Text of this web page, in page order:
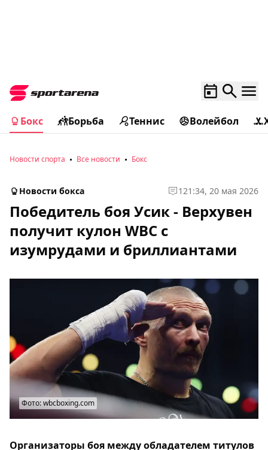
Бокс Борьба Теннис Волейбол
Новости спорта Все новости Бокс
Новости бокса 121:34, 20 мая 2026
Победитель боя Усик - Верхувен
получит кулон WBC с
изумрудами и бриллиантами
Фото: wbcboxing.com
Организаторы боя между обладателем титулов